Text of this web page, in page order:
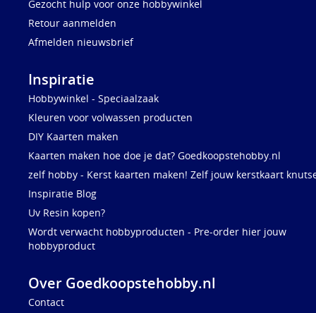
Gezocht hulp voor onze hobbywinkel
Retour aanmelden
Afmelden nieuwsbrief
Inspiratie
Hobbywinkel - Speciaalzaak
Kleuren voor volwassen producten
DIY Kaarten maken
Kaarten maken hoe doe je dat? Goedkoopstehobby.nl
zelf hobby - Kerst kaarten maken! Zelf jouw kerstkaart
Inspiratie Blog
Uv Resin kopen?
Wordt verwacht hobbyproducten - Pre-order hier jouw
hobbyproduct
Over Goedkoopstehobby.nl
Contact